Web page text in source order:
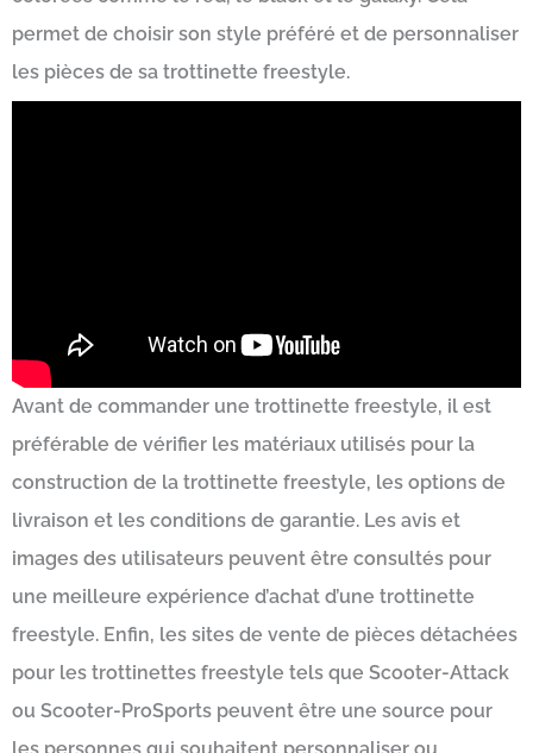
permet de choisir son style préféré et de personnaliser
les pièces de sa trottinette freestyle.
Avant de commander une trottinette freestyle, il est
préférable de vérifier les matériaux utilisés pour la
construction de la trottinette freestyle, les options de
livraison et les conditions de garantie. Les avis et
images des utilisateurs peuvent être consultés pour
une meilleure expérience d’achat d’une trottinette
freestyle. Enfin, les sites de vente de pièces détachées
pour les trottinettes freestyle tels que Scooter-Attack
ou Scooter-ProSports peuvent être une source pour